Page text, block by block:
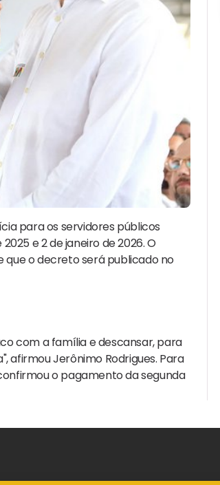
para os servidores públicos
e 2 de janeiro de 2026. O
que o decreto será publicado no
com a família e descansar, para
afirmou Jerônimo Rodrigues. Para
o pagamento da segunda